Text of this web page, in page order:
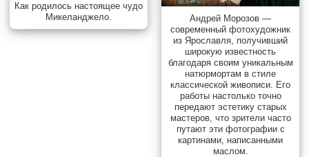
Как родилось настоящее чудо
Микеланджело.
Андрей Морозов —
современный фотохудожник
из Ярославля, получивший
широкую известность
благодаря своим уникальным
натюрмортам в стиле
классической живописи. Его
работы настолько точно
передают эстетику старых
мастеров, что зрители часто
путают эти фотографии с
картинами, написанными
маслом.